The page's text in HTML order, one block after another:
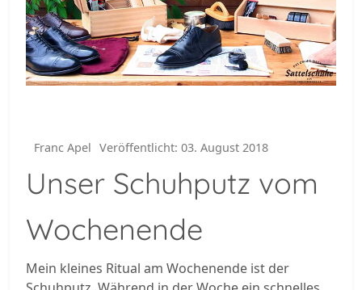
Franc Apel Veröffentlicht: 03. August 2018
Unser Schuhputz vom
Wochenende
Mein kleines Ritual am Wochenende ist der